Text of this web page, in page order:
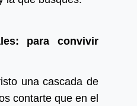
para convivir
una cascada de
contarte que en el